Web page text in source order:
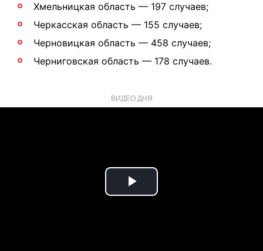
Хмельницкая область — 197 случаев;
Черкасская область — 155 случаев;
Черновицкая область — 458 случаев;
Черниговская область — 178 случаев.
ВИДЕО ДНЯ
Play